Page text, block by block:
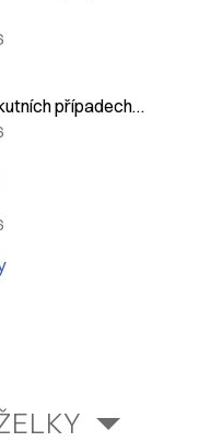
případech…